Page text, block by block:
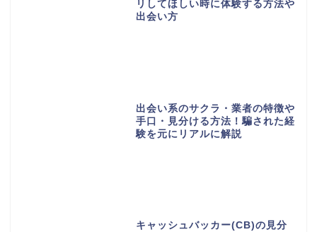
リしてほしい時に体験する方法や
出会い方
出会い系のサクラ・業者の特徴や
手口・見分ける方法！騙された経
験を元にリアルに解説
キャッシュバッカー(CB)の見分